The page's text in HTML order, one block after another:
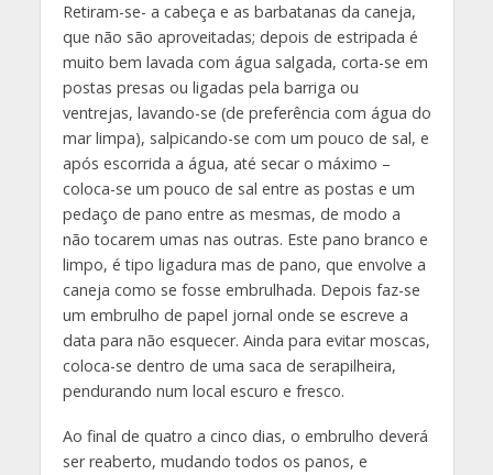
Retiram-se- a cabeça e as barbatanas da caneja,
que não são aproveitadas; depois de estripada é
muito bem lavada com água salgada, corta-se em
postas presas ou ligadas pela barriga ou
ventrejas, lavando-se (de preferência com água do
mar limpa), salpicando-se com um pouco de sal, e
após escorrida a água, até secar o máximo –
coloca-se um pouco de sal entre as postas e um
pedaço de pano entre as mesmas, de modo a
não tocarem umas nas outras. Este pano branco e
limpo, é tipo ligadura mas de pano, que envolve a
caneja como se fosse embrulhada. Depois faz-se
um embrulho de papel jornal onde se escreve a
data para não esquecer. Ainda para evitar moscas,
coloca-se dentro de uma saca de serapilheira,
pendurando num local escuro e fresco.
Ao final de quatro a cinco dias, o embrulho deverá
ser reaberto, mudando todos os panos, e